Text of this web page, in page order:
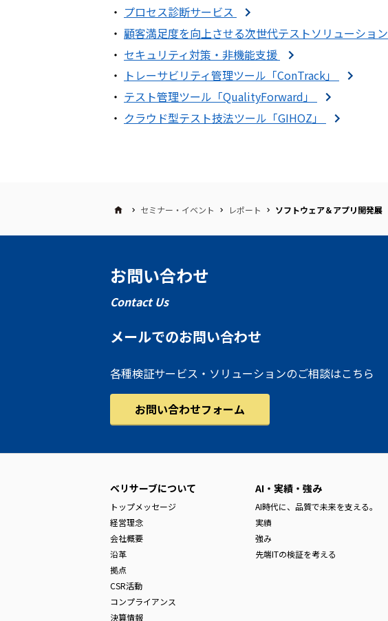
・ プロセス診断サービス
・ 顧客満足度を向上させる次世代テストソリューション
・ セキュリティ対策・非機能支援
・
トレーサビリティ管理ツール「ConTrack」
・ テスト管理ツール「QualityForward」
・ クラウド型テスト技法ツール「GIHOZ」
セミナー・イベント レポート ソフトウェア＆アプリ開発展
お問い合わせ
Contact Us
メールでのお問い合わせ
各種検証サービス・ソリューションのご相談はこちら
お問い合わせフォーム
ベリサーブについて
トップメッセージ
経営理念
会社概要
沿革
拠点
CSR活動
コンプライアンス
決算情報
AI・実績・強み
AI時代に、品質で未来を支える。
実績
強み
先端ITの検証を考える